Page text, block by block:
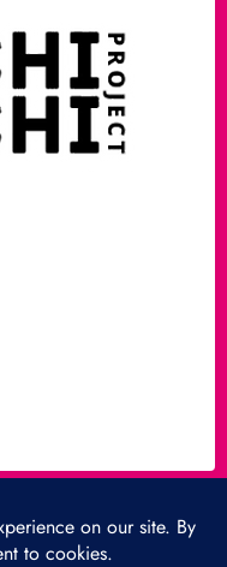
Mentions légales